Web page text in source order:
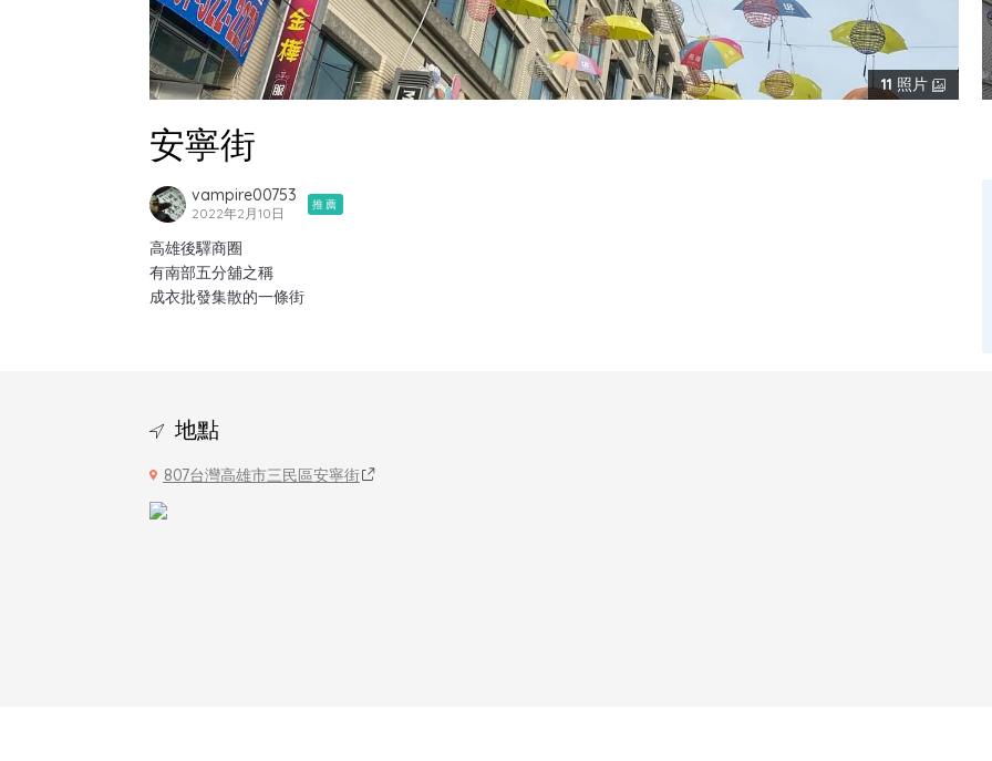
11 照片
安寧街
vampire00753
2022年2月10日
推薦
高雄後驛商圈
有南部五分舖之稱
成衣批發集散的一條街
地點
807台灣高雄市三民區安寧街